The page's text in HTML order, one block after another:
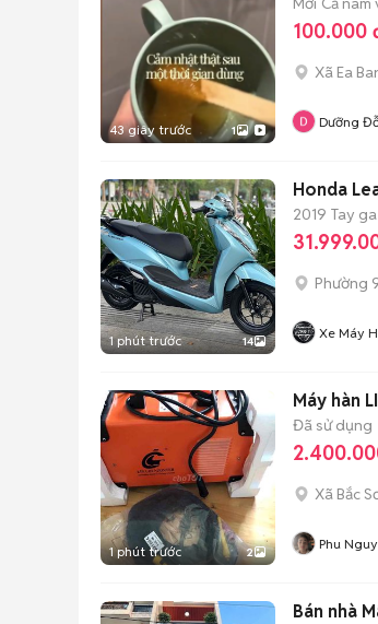
43 giây trước 1
100.000
Xã Ea Bar
Dưỡng
1 phút trước 14
Honda
2019 Tay ga
Phường
Xe Máy
1 phút trước 2
Máy hàn
Đã sử dụng
Xã Bắc
Phu
Bán nhà